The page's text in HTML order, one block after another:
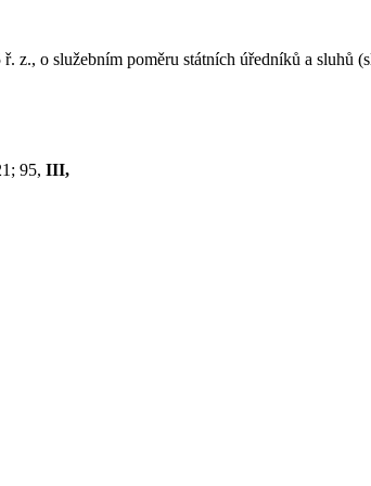
z., o služebním poměru státních úředníků a sluhů
95, III,